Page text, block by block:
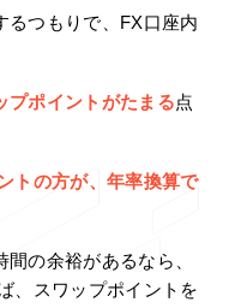
るつもりで、FX口座内
プポイントがたまる点
トの方が、年率換算で
の余裕があるなら、
、スワップポイントを